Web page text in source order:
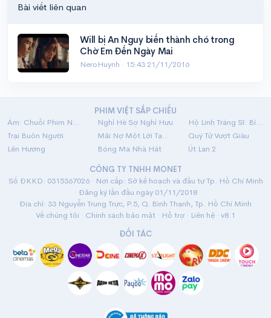
Bài viết liên quan
Will bị An Nguy biến thành chó trong
Chờ Em Đến Ngày Mai
NeroHuynh · 15:43 21/11/2016
PHIM VIỆT SẮP CHIẾU
Ám: Chuỗi Phim Ngắn Linh Dị
Nghỉ Hè Sợ Nghỉ Hưu
Hộ Linh Tráng Sĩ: Bí Ẩn Mộ Vua Đinh
Trại Buôn Người
Mãi Nợ Một Lời Tạm Biệt
Quý Tử Vượt Giàu
Lên Hương
Bóng Ma Nhà Hát
Út Lan 2
CÔNG TY TNHH MONET
Số ĐKKD: 0315367026 · Nơi cấp: Sở kế hoạch và đầu tư Tp. Hồ Chí Minh
· Đăng ký lần đầu ngày 01/11/2018
Địa chỉ: 33 Nguyễn Trung Trực, P.5, Q. Bình Thạnh, Tp. Hồ Chí Minh
Về chúng tôi · Chính sách bảo mật · Hỗ trợ · Liên hệ · v8.1
ĐỐI TÁC